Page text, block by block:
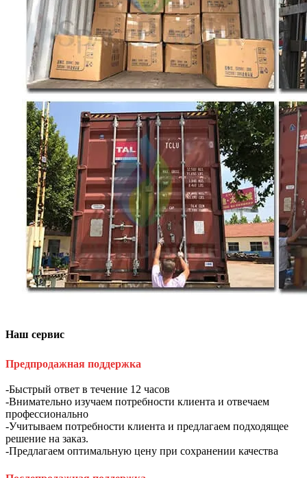
Наш сервис
Предпродажная поддержка
-Быстрый ответ в течение 12 часов
-Внимательно изучаем потребности клиента и отвечаем
профессионально
-Учитываем потребности клиента и предлагаем подходящее
решение на заказ.
-Предлагаем оптимальную цену при сохранении качества